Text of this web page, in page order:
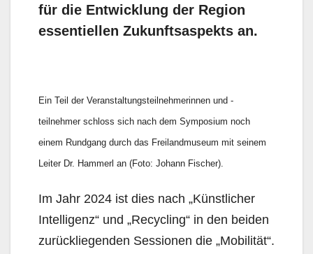
für die Entwicklung der Region
essentiellen Zukunftsaspekts an.
Ein Teil der Veranstaltungsteilnehmerinnen und -
teilnehmer schloss sich nach dem Symposium noch
einem Rundgang durch das Freilandmuseum mit seinem
Leiter Dr. Hammerl an (Foto: Johann Fischer).
Im Jahr 2024 ist dies nach „Künstlicher
Intelligenz“ und „Recycling“ in den beiden
zurückliegenden Sessionen die „Mobilität“.